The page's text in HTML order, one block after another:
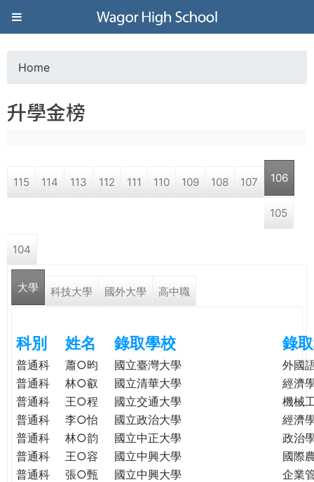
Jump to navigation
葳
格
高
學
際．
格。
o
a
e
h
r
e
Home
升學金榜
115 114 113 112 111 110 109 108 107 106
105
104
大學 科技大學 國外大學 高中職
科別 姓名 錄取學校 錄
普通科 蕭○昀 國立臺灣大學
外國
普通科
林○叡 國立清華大學
經濟
普通科
王○程 國立交通大學
機械
普通科
李○怡 國立政治大學
經濟
普通科
林○韵 國立中正大學
政治
普通科
王○容 國立中興大學
國際
普通科
張○甄 國立中興大學
企業